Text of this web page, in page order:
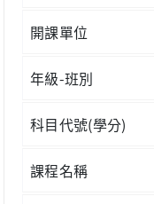
開課單位
年級-班別
科目代號(學分)
課程名稱